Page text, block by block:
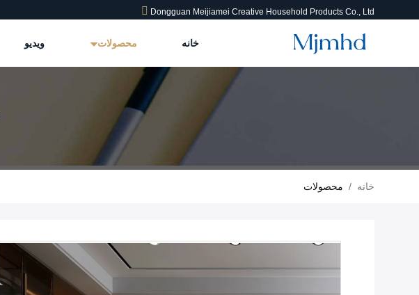
Dongguan Meijiamei Creative Household Products Co., Ltd
خانه محصولات ویدیو
خانه / محصولات